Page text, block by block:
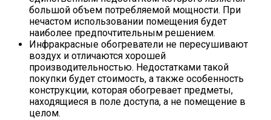
большой объем потребляемой мощности. При
нечастом использовании помещения будет
наиболее предпочтительным решением.
Инфракрасные обогреватели не пересушивают
воздух и отличаются хорошей
производительностью. Недостатками такой
покупки будет стоимость, а также особенность
конструкции, которая обогревает предметы,
находящиеся в поле доступа, а не помещение в
целом.